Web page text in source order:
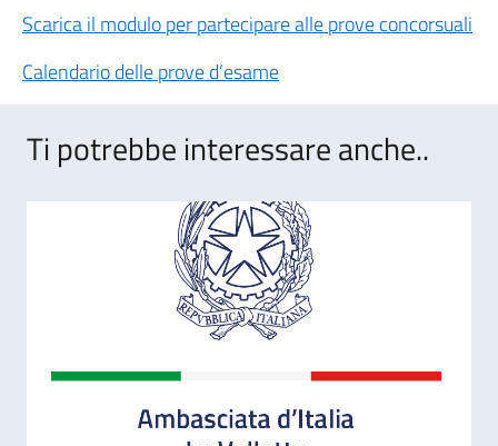
Scarica il modulo per partecipare alle prove concorsuali
Calendario delle prove d’esame
Ti potrebbe interessare anche..